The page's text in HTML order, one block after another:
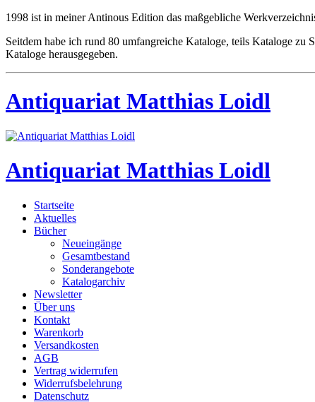
1998 ist in meiner Antinous Edition das maßgebliche
Seitdem habe ich rund 80 umfangreiche Kataloge, teils Kataloge
Kataloge herausgegeben.
Antiquariat Matthias Loidl
Antiquariat Matthias Loidl
Startseite
Aktuelles
Bücher
Neueingänge
Gesamtbestand
Sonderangebote
Katalogarchiv
Newsletter
Über uns
Kontakt
Warenkorb
Versandkosten
AGB
Vertrag widerrufen
Widerrufsbelehrung
Datenschutz